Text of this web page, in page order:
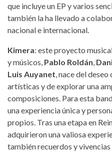
que incluye un EP y varios
también la ha llevado a
nacional e internacional.
Kimera: este proyecto
y músicos, Pablo Roldán,
Luis Auyanet, nace del
artísticas y de explorar una
composiciones. Para esta
una experiencia única y
propios. Tras una etapa en
adquirieron una valiosa
también recuerdos y